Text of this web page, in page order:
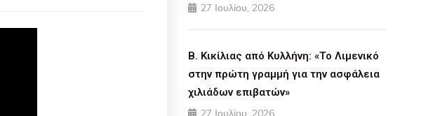
27 Ιουλίου, 2026
Β. Κικίλιας από Κυλλήνη: «Το Λιμενικό
στην πρώτη γραμμή για την ασφάλεια
χιλιάδων επιβατών»
27 Ιουλίου, 2026